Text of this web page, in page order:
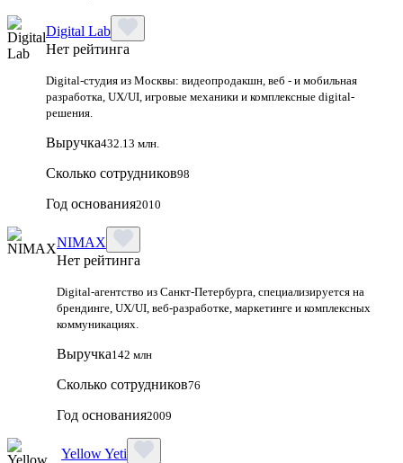
Digital Lab
Нет рейтинга
Digital-студия из Москвы: видеопродакшн, веб - и мобильная
разработка, UX/UI, игровые механики и комплексные digital-
решения.
Выручка432.13 млн.
Сколько сотрудников98
Год основания2010
NIMAX
Нет рейтинга
Digital-агентство из Санкт-Петербурга, специализируется на
брендинге, UX/UI, веб-разработке, маркетинге и комплексных
коммуникациях.
Выручка142 млн
Сколько сотрудников76
Год основания2009
Yellow Yeti